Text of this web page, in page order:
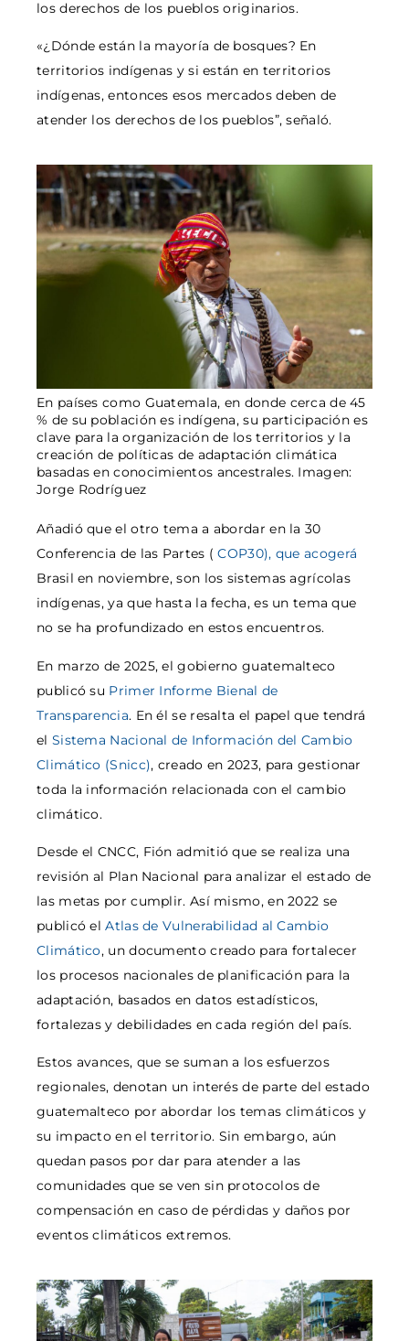
los derechos de los pueblos originarios.
«¿Dónde están la mayoría de bosques? En
territorios indígenas y si están en territorios
indígenas, entonces esos mercados deben de
atender los derechos de los pueblos”, señaló.
En países como Guatemala, en donde cerca de 45
% de su población es indígena, su participación es
clave para la organización de los territorios y la
creación de políticas de adaptación climática
basadas en conocimientos ancestrales. Imagen:
Jorge Rodríguez
Añadió que el otro tema a abordar en la 30
Conferencia de las Partes ( COP30), que acogerá
Brasil en noviembre, son los sistemas agrícolas
indígenas, ya que hasta la fecha, es un tema que
no se ha profundizado en estos encuentros.
En marzo de 2025, el gobierno guatemalteco
publicó su Primer Informe Bienal de
Transparencia. En él se resalta el papel que tendrá
el Sistema Nacional de Información del Cambio
Climático (Snicc), creado en 2023, para gestionar
toda la información relacionada con el cambio
climático.
Desde el CNCC, Fión admitió que se realiza una
revisión al Plan Nacional para analizar el estado de
las metas por cumplir. Así mismo, en 2022 se
publicó el Atlas de Vulnerabilidad al Cambio
Climático, un documento creado para fortalecer
los procesos nacionales de planificación para la
adaptación, basados en datos estadísticos,
fortalezas y debilidades en cada región del país.
Estos avances, que se suman a los esfuerzos
regionales, denotan un interés de parte del estado
guatemalteco por abordar los temas climáticos y
su impacto en el territorio. Sin embargo, aún
quedan pasos por dar para atender a las
comunidades que se ven sin protocolos de
compensación en caso de pérdidas y daños por
eventos climáticos extremos.